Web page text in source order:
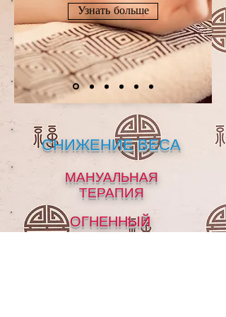
ИГЛОНОЖ
КЕТГУТ
АКУПУНКТУРА
СНИЖЕНИЕ ВЕСА
МАНУАЛЬНАЯ
ТЕРАПИЯ
ОГНЕННЫЙ
Узнать больше